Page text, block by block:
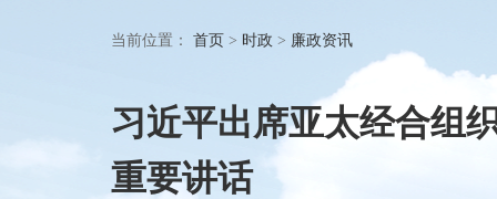
当前位置： 首页 > 时政 > 廉政资讯
习近平出席亚太经合组
重要讲话